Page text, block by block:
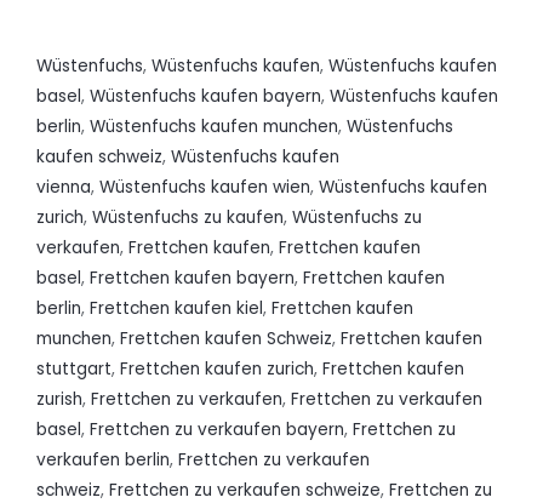
Wüstenfuchs, Wüstenfuchs kaufen, Wüstenfuchs kaufen
basel, Wüstenfuchs kaufen bayern, Wüstenfuchs kaufen
berlin, Wüstenfuchs kaufen munchen, Wüstenfuchs
kaufen schweiz, Wüstenfuchs kaufen
vienna, Wüstenfuchs kaufen wien, Wüstenfuchs kaufen
zurich, Wüstenfuchs zu kaufen, Wüstenfuchs zu
verkaufen, Frettchen kaufen, Frettchen kaufen
basel, Frettchen kaufen bayern, Frettchen kaufen
berlin, Frettchen kaufen kiel, Frettchen kaufen
munchen, Frettchen kaufen Schweiz, Frettchen kaufen
stuttgart, Frettchen kaufen zurich, Frettchen kaufen
zurish, Frettchen zu verkaufen, Frettchen zu verkaufen
basel, Frettchen zu verkaufen bayern, Frettchen zu
verkaufen berlin, Frettchen zu verkaufen
schweiz, Frettchen zu verkaufen schweize, Frettchen zu